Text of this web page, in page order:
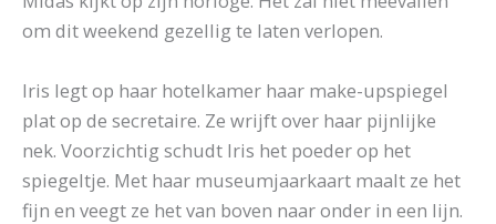
om dit weekend gezellig te laten verlopen.
Iris legt op haar hotelkamer haar make-upspiegel
plat op de secretaire. Ze wrijft over haar pijnlijke
nek. Voorzichtig schudt Iris het poeder op het
spiegeltje. Met haar museumjaarkaart maalt ze het
fijn en veegt ze het van boven naar onder in een lijn.